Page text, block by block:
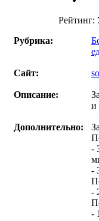
Рейтинг:
Рубрика:
Сайт:
Описание:
и
Дополнительно:
-
-
-
-